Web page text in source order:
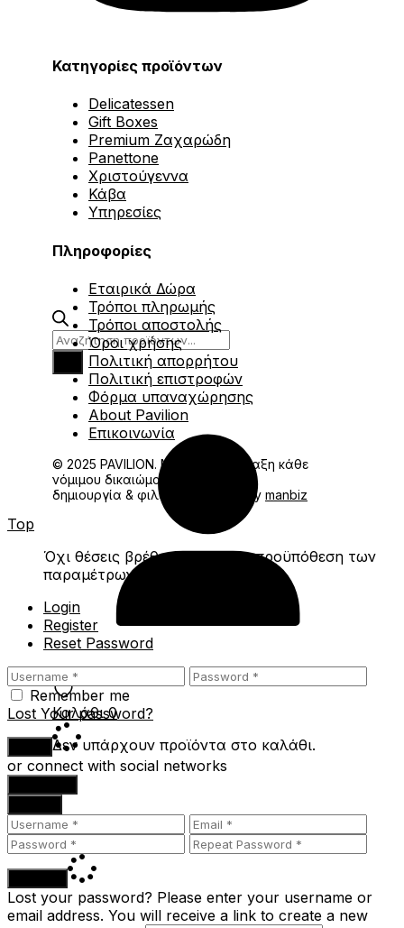
Products
search
Καλάθι 0
Δεν υπάρχουν προϊόντα στο καλάθι.
Κατηγορίες προϊόντων
Delicatessen
Gift Boxes
Premium Ζαχαρώδη
Panettone
Χριστούγεννα
Κάβα
Υπηρεσίες
Πληροφορίες
Εταιρικά Δώρα
Τρόποι πληρωμής
Τρόποι αποστολής
Όροι χρήσης
Πολιτική απορρήτου
Πολιτική επιστροφών
Φόρμα υπαναχώρησης
About Pavilion
Επικοινωνία
© 2025 PAVILION. Με την επιφύλαξη κάθε
νόμιμου δικαιώματος.
δημιουργία & φιλοξενία eshop by manbiz
Top
Όχι θέσεις βρέθηκαν για την προϋπόθεση των
παραμέτρων ερωτήματος.
Login
Register
Reset Password
Remember me
Lost Your password?
or connect with social networks
Lost your password? Please enter your username or
email address. You will receive a link to create a new